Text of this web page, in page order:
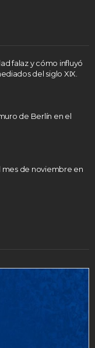
falaz y cómo influyó
del siglo XIX.
de Berlín en el
mes de noviembre en